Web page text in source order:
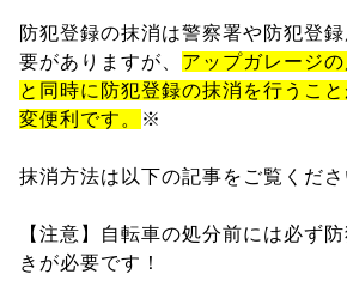
防犯登録の抹消は警察署や防犯登
要がありますが、 アップガレージ
と同時に防犯登録の抹消を行うこ
変便利です。
※
抹消方法は以下の記事をご覧くださ
【注意】自転車の処分前には必ず
きが必要です！